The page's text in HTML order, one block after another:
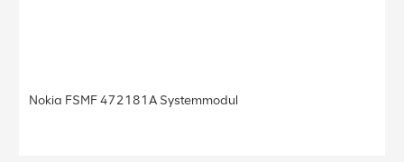
Nokia FSMF 472181A Systemmodul